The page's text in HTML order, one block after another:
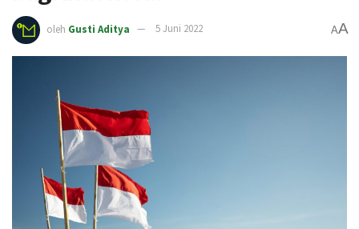
oleh Gusti Aditya 5 Juni 2022 AA